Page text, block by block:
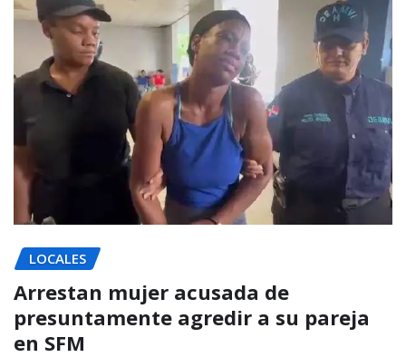
LOCALES
Arrestan mujer acusada de
presuntamente agredir a su pareja
en SFM